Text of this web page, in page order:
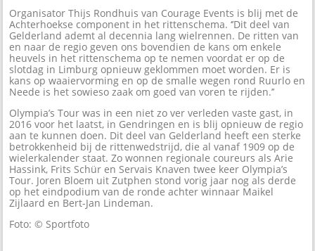
Organisator Thijs Rondhuis van Courage Events is blij met de
Achterhoekse component in het rittenschema. ‘’Dit deel van
Gelderland ademt al decennia lang wielrennen. De ritten van
en naar de regio geven ons bovendien de kans om enkele
heuvels in het rittenschema op te nemen voordat er op de
slotdag in Limburg opnieuw geklommen moet worden. Er is
kans op waaiervorming en op de smalle wegen rond Ruurlo en
Neede is het sowieso zaak om goed van voren te rijden.’’
Olympia’s Tour was in een niet zo ver verleden vaste gast, in
2016 voor het laatst, in Gendringen en is blij opnieuw de regio
aan te kunnen doen. Dit deel van Gelderland heeft een sterke
betrokkenheid bij de rittenwedstrijd, die al vanaf 1909 op de
wielerkalender staat. Zo wonnen regionale coureurs als Arie
Hassink, Frits Schür en Servais Knaven twee keer Olympia’s
Tour. Joren Bloem uit Zutphen stond vorig jaar nog als derde
op het eindpodium van de ronde achter winnaar Maikel
Zijlaard en Bert-Jan Lindeman.
Foto: © Sportfoto